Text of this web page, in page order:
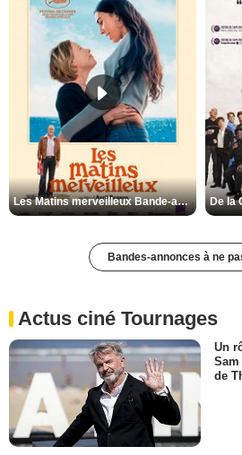
Les Matins merveilleux Bande-annonce VF
Bandes-annonces à ne
Actus ciné Tournages
Un
de